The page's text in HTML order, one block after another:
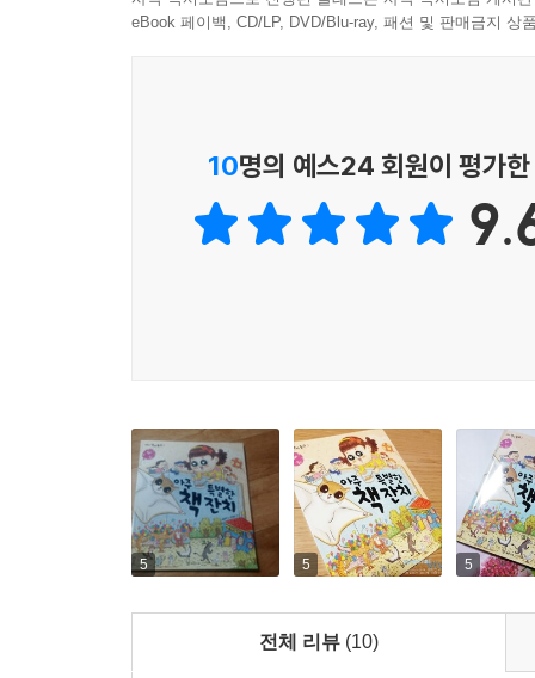
eBook 페이백, CD/LP, DVD/Blu-ray, 패션 및 판매금지 상
10명의 예스24 회원이 평가
5 5 5
전체 리뷰 (10)